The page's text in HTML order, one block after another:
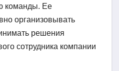
команды. Ее
организовывать
решения
сотрудника компании